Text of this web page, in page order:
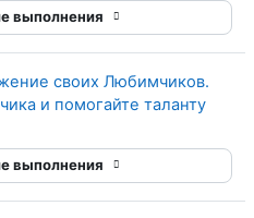
выполнения
своих Любимчиков.
и помогайте таланту
выполнения